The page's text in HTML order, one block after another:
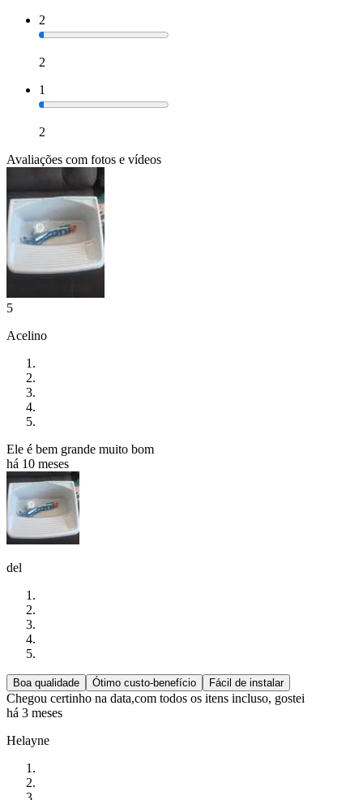
2
2
1
2
Avaliações com fotos e vídeos
5
Acelino
Ele é bem grande muito bom
há 10 meses
del
Boa qualidade Ótimo custo-benefício Fácil de instalar
Chegou certinho na data,com todos os itens incluso, gostei
há 3 meses
Helayne